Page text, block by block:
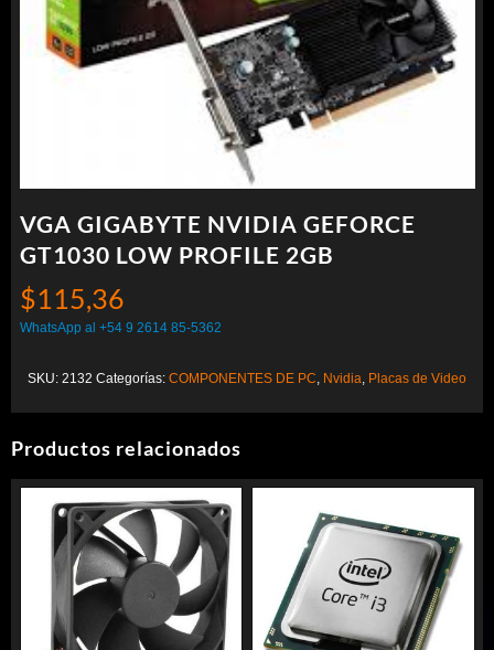
VGA GIGABYTE NVIDIA GEFORCE
GT1030 LOW PROFILE 2GB
$115,36
WhatsApp al +54 9 2614 85-5362
SKU: 2132 Categorías: COMPONENTES DE PC Nvidia Placas de Video
Productos relacionados